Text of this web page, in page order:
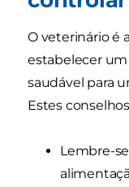
O veterinário é
estabelecer
saudável para
Estes
Lembre-